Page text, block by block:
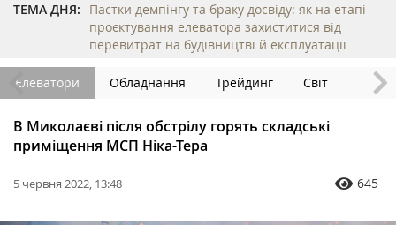
ТЕМА ДНЯ:
Пастки демпінгу та браку досвіду: як на етапі
проєктування елеватора захиститися від
перевитрат на будівництві й експлуатації
Елеватори Обладнання Трейдинг Світ
В Миколаєві після обстрілу горять складські
приміщення МСП Ніка-Тера
5 червня 2022, 13:48 645